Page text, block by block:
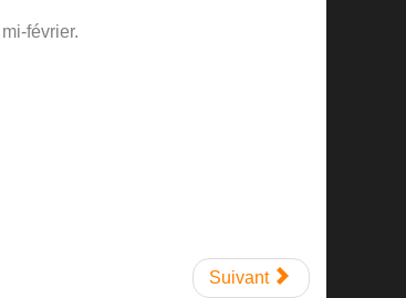
février.
Suivant